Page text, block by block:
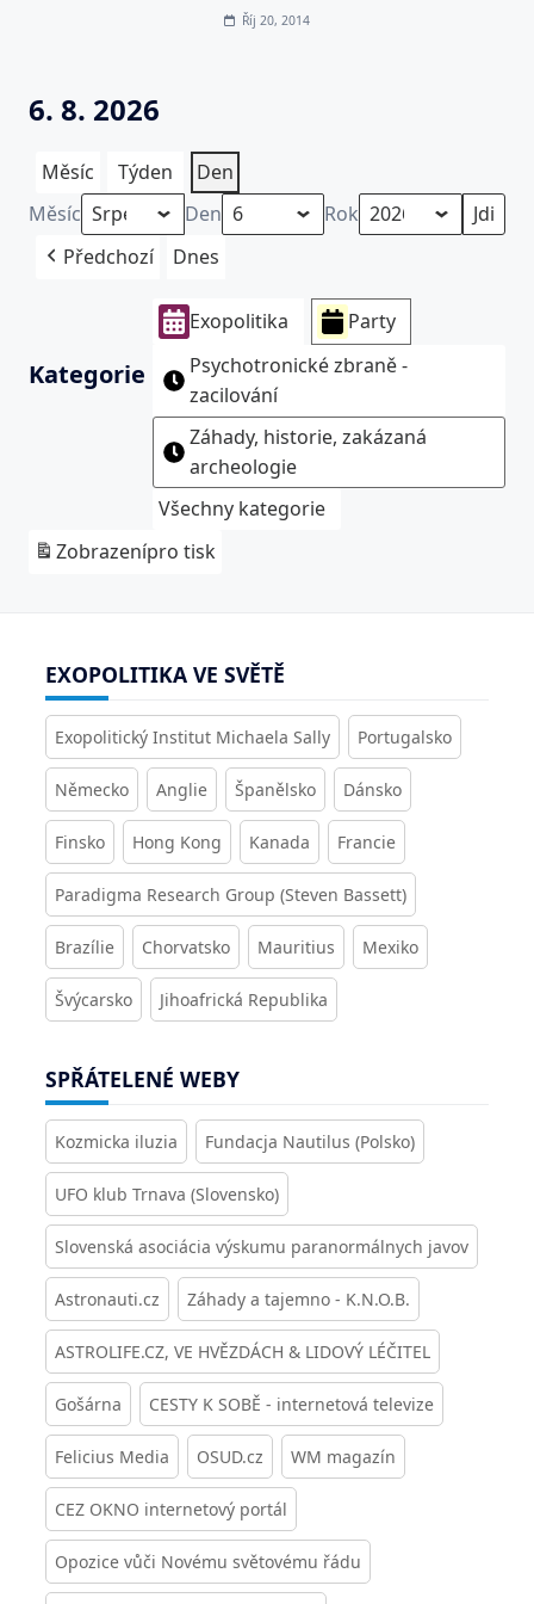
Říj 20, 2014
6. 8. 2026
Měsíc Týden
Den
Měsíc
Den
Rok
Předchozí
Dnes
Kategorie
Exopolitika
Party
Psychotronické zbraně -
zacilování
Záhady, historie, zakázaná
archeologie
Všechny kategorie
Zobrazenípro tisk
EXOPOLITIKA VE SVĚTĚ
Exopolitický Institut Michaela Sally Portugalsko
Německo Anglie Španělsko Dánsko
Finsko Hong Kong Kanada Francie
Paradigma Research Group (Steven Bassett)
Brazílie Chorvatsko Mauritius Mexiko
Švýcarsko Jihoafrická Republika
SPŘÁTELENÉ WEBY
Kozmicka iluzia Fundacja Nautilus (Polsko)
UFO klub Trnava (Slovensko)
Slovenská asociácia výskumu paranormálnych javov
Astronauti.cz Záhady a tajemno - K.N.O.B.
ASTROLIFE.CZ, VE HVĚZDÁCH & LIDOVÝ LÉČITEL
Gošárna CESTY K SOBĚ - internetová televize
Felicius Media OSUD.cz WM magazín
CEZ OKNO internetový portál
Opozice vůči Novému světovému řádu